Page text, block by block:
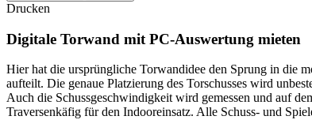
Drucken
Digitale Torwand mit PC-Auswertung mieten
Hier hat die ursprüngliche Torwandidee den Sprung in die
aufteilt. Die genaue Platzierung des Torschusses wird
Auch die Schussgeschwindigkeit wird gemessen und auf
Traversenkäfig für den Indooreinsatz. Alle Schuss- und